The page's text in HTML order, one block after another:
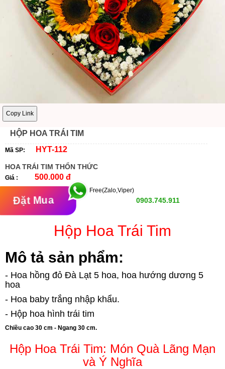
Copy Link
HỘP HOA TRÁI TIM
Mã SP: HYT-112
HOA TRÁI TIM THỔN THỨC
Giá : 500.000 đ
Đặt Mua
Free(Zalo,Viper)
0903.745.911
Hộp Hoa Trái Tim
Mô tả sản phẩm:
- Hoa hồng đỏ Đà Lạt 5 hoa, hoa hướng dương 5
hoa
- Hoa baby trắng nhập khẩu.
- Hộp hoa hình trái tim
Chiều cao 30 cm - Ngang 30 cm.
Hộp Hoa Trái Tim: Món Quà Lãng Mạn
và Ý Nghĩa